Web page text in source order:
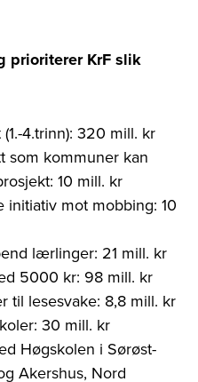
prioriterer KrF slik
4.trinn): 320 mill. kr
som kommuner kan
10 mill. kr
initiativ mot mobbing: 10
lærlinger: 21 mill. kr
5000 kr: 98 mill. kr
til lesesvake: 8,8 mill. kr
30 mill. kr
Høgskolen i Sørøst-
Akershus, Nord